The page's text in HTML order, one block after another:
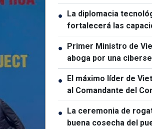
para impulsar el
económico
● La diplomacia
fortalecerá las
desarrollo de Vietnam
● Primer Ministro de
aboga por una
centrada en las
● El máximo líder de
al Comandante del
Pacífico de Estados
● La ceremonia de
buena cosecha del